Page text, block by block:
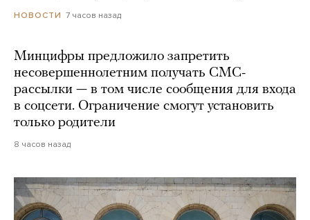
НОВОСТИ 7 часов назад
Минцифры предложило запретить
несовершеннолетним получать СМС-
рассылки — в том числе сообщения для входа
в соцсети. Ограничение смогут установить
только родители
8 часов назад